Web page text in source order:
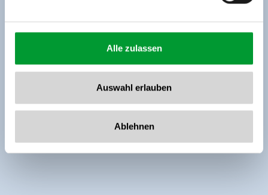
Alle zulassen
Auswahl erlauben
Ablehnen